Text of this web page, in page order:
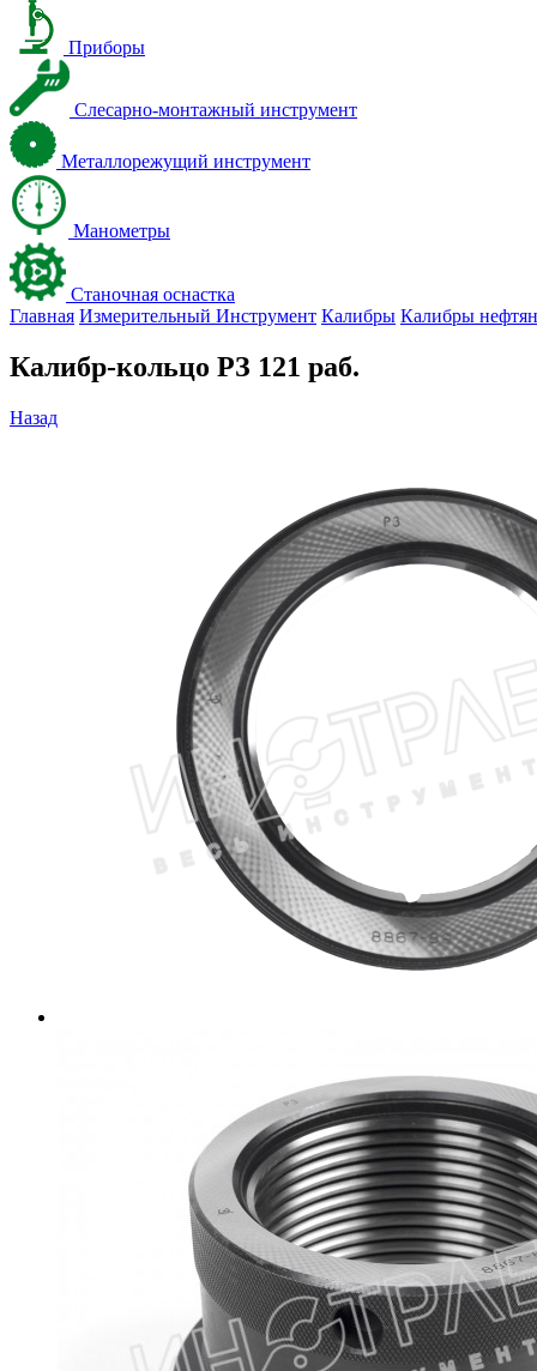
Приборы
Слесарно-монтажный инструмент
Металлорежущий инструмент
Манометры
Станочная оснастка
Главная Измерительный Инструмент Калибры Калибры
Калибр-кольцо РЗ 121 раб.
Назад